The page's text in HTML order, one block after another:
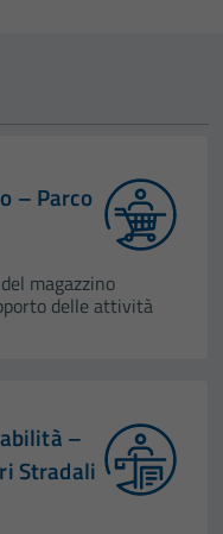
– Parco
magazzino
delle attività
–
Stradali